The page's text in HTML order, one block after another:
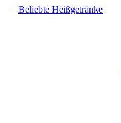
Beliebte Heißgetränke